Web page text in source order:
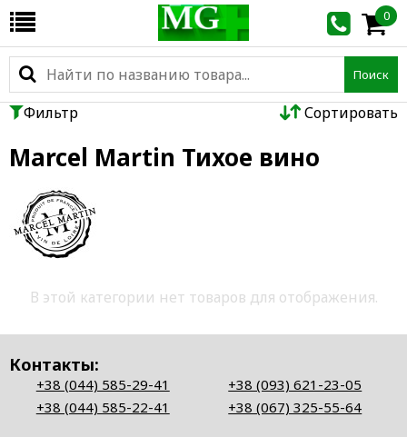
0
Поиск
Marcel Martin Тихое вино
Фильтр Сортировать
В этой категории нет товаров для отображения.
Контакты:
+38 (044) 585-29-41
+38 (093) 621-23-05
+38 (044) 585-22-41
+38 (067) 325-55-64